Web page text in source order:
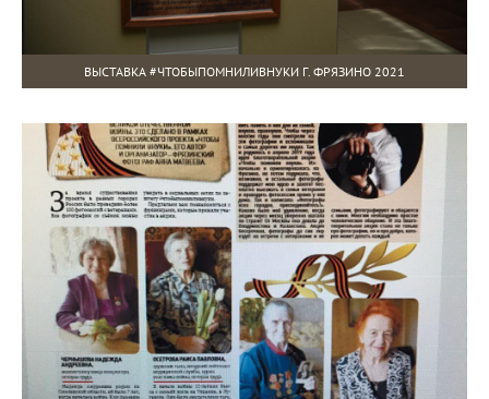
ВЫСТАВКА #ЧТОБЫПОМНИЛИВНУКИ Г. ФРЯЗИНО 2021